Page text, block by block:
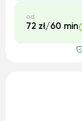
od
72 zł/60 min